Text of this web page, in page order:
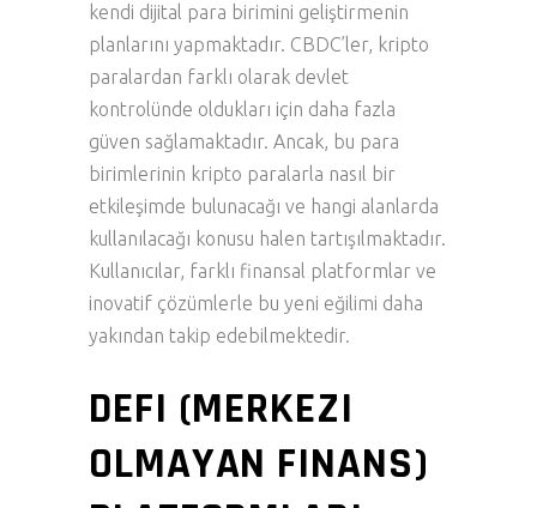
kendi dijital para birimini geliştirmenin
planlarını yapmaktadır. CBDC’ler, kripto
paralardan farklı olarak devlet
kontrolünde oldukları için daha fazla
güven sağlamaktadır. Ancak, bu para
birimlerinin kripto paralarla nasıl bir
etkileşimde bulunacağı ve hangi alanlarda
kullanılacağı konusu halen tartışılmaktadır.
Kullanıcılar, farklı finansal platformlar ve
inovatif çözümlerle bu yeni eğilimi daha
yakından takip edebilmektedir.
DEFI (MERKEZI
OLMAYAN FINANS)